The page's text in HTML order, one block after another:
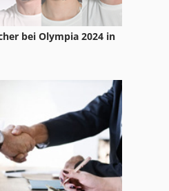
bei Olympia 2024 in